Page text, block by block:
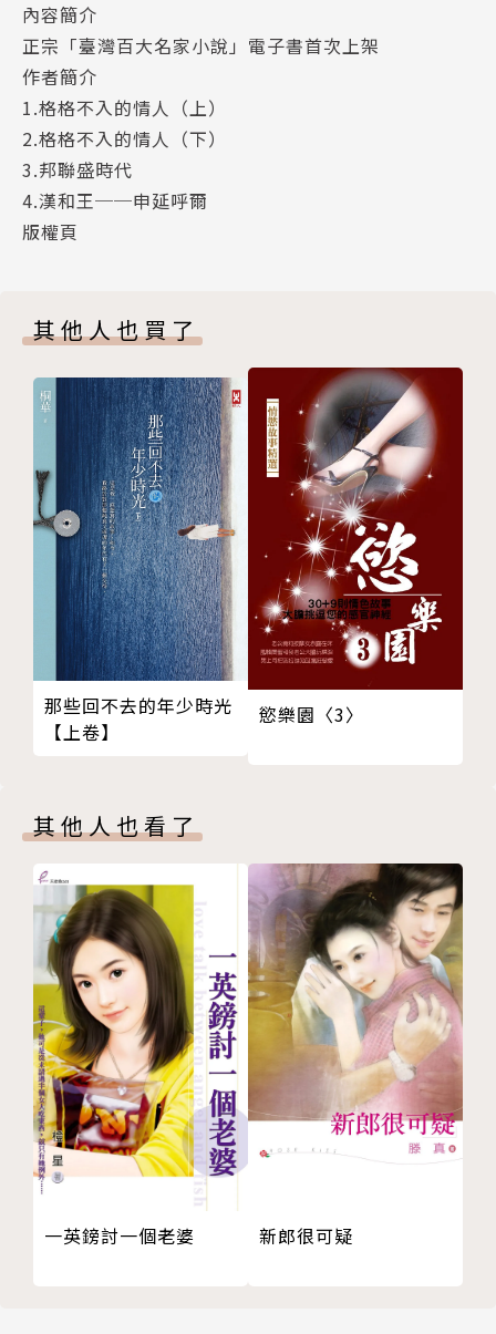
荻為了回報曜也以卜月族特殊的自然之力幾次助他達成
任務，讓他深得上位信賴。同時，因曜曾請求卜月長協
助漢和挽回劣勢，但須在荻判斷漢和值得信賴卜月族才
願意出手相助的前提下，曜一邊隱藏荻的身分，一邊助
她了解漢和。而在戰役頻傳的前線，荻的秘密還是守不
住了，她的卜月身分撼動了整個漢和王都，引來了漢和
王的關注。可這樣的特殊，卻讓荻在曜心中的意義起了
變化……
內容簡介
正宗「臺灣百大名家小說」電子書首次上架
作者簡介
1.格格不入的情人（上）
2.格格不入的情人（下）
3.邦聯盛時代
4.漢和王──申延呼爾
版權頁
其他人也買了
那些回不去的年少時光
【上卷】
慾樂園〈3〉
其他人也看了
一英鎊討一個老婆 新郎很可疑